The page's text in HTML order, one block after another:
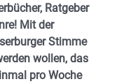
Ratgeber
Mit der
Stimme
wollen, das
pro Woche